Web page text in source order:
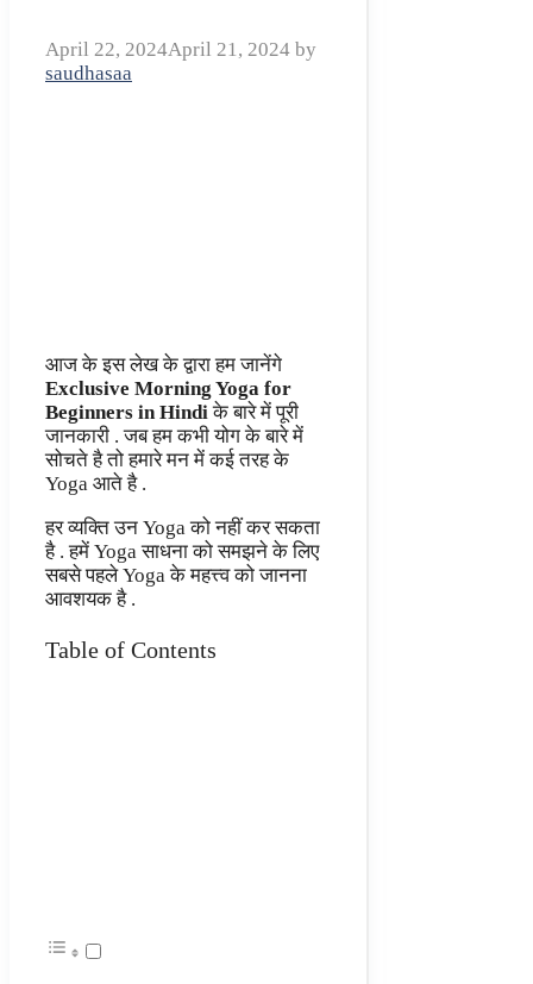
April 22, 2024April 21, 2024 by
saudhasaa
आज के इस लेख के द्वारा हम जानेंगे
Exclusive Morning Yoga for
Beginners in Hindiके बारे में पूरी
जानकारी . जब हम कभी योग के बारे में
सोचते है तो हमारे मन में कई तरह के
Yoga आते है .
हर व्यक्ति उन Yoga को नहीं कर सकता
है . हमें Yoga साधना को समझने के लिए
सबसे पहले Yoga के महत्त्व को जानना
आवशयक है .
Table of Contents